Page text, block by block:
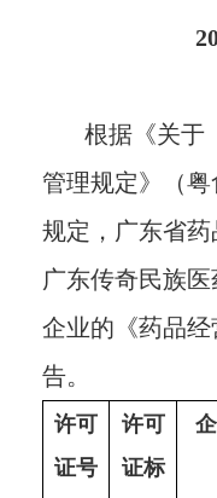
根据《关于
管理规定》（粤
规定，广东省
广东传奇民族
企业的《药品
告。
许可
证号
许可
证标